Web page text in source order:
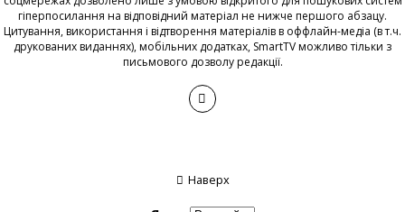
гіперпосилання на відповідний матеріал не нижче першого абзацу.
Цитування, використання і відтворення матеріалів в оффлайн-медіа (в т.ч.
друкованих виданнях), мобільних додатках, SmartTV можливо тільки з
письмового дозволу редакції.
Наверх